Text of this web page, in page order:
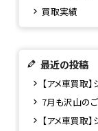
買取実績
最近の投稿
【アメ車買取
7月も沢山のご
【アメ車買取